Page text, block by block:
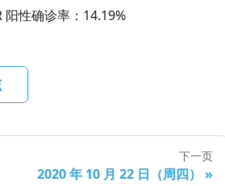
阳性确诊率： 14.19%
下一页
2020 年 10 月 22 日（周四） »